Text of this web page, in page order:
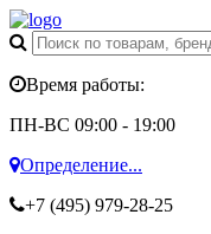
Время работы:
ПН-ВС 09:00 - 19:00
Определение...
+7 (495) 979-28-25